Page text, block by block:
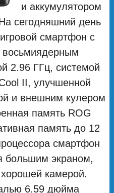
и аккумулятором
сегодняшний день
смартфон с
2.96 ГГц, системой
II, улучшенной
и внешним кулером
память ROG
память до 12
смартфон
большим экраном,
камерой.
6.59 дюйма